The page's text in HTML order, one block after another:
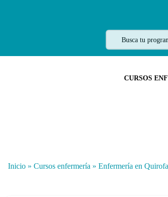
CURSOS
Inicio » Cursos enfermería » Enfermería en